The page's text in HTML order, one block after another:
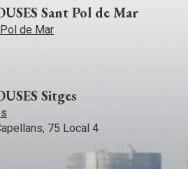
Sant Pol de Mar
de Mar
Sitges
75 Local 4